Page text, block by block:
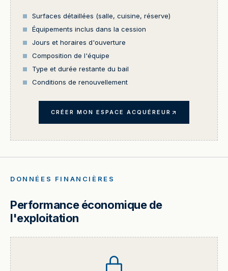
Surfaces détaillées (salle, cuisine, réserve)
Équipements inclus dans la cession
Jours et horaires d'ouverture
Composition de l'équipe
Type et durée restante du bail
Conditions de renouvellement
CRÉER MON ESPACE ACQUÉREUR
DONNÉES FINANCIÈRES
Performance économique de
l'exploitation